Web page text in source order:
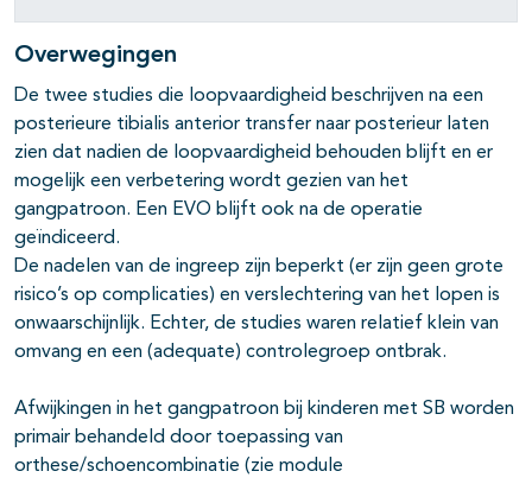
Overwegingen
De twee studies die loopvaardigheid beschrijven na een
posterieure tibialis anterior transfer naar posterieur laten
zien dat nadien de loopvaardigheid behouden blijft en er
mogelijk een verbetering wordt gezien van het
gangpatroon. Een EVO blijft ook na de operatie
geïndiceerd.
De nadelen van de ingreep zijn beperkt (er zijn geen grote
risico’s op complicaties) en verslechtering van het lopen is
onwaarschijnlijk. Echter, de studies waren relatief klein van
omvang en een (adequate) controlegroep ontbrak.
Afwijkingen in het gangpatroon bij kinderen met SB worden
primair behandeld door toepassing van
orthese/schoencombinatie (zie module